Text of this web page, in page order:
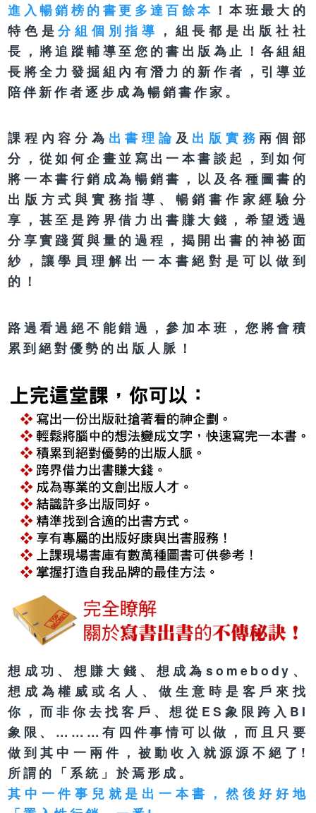
進入暢銷榜的書更多達百餘本 ！本班最大的
特色是分組個別指導 ，組長都是出版社社
長，將追蹤輔導至您的書出版為止！各組組
長將全力發掘組內有潛力的新作者，引導並
陪伴新作者逐步成為暢銷書作家。
課程內容分為 出書理論 及 出版實務 兩個部
分，從如何企畫並寫出一本書談起，到如何
將一本書行銷成為暢銷書，以及各種圖書的
出版方式與實務指導、暢銷書作家經驗分
享，甚至是跨界借力出書賺大錢，希望透過
分享實踐質與量的過程，揭開出書的神祕面
紗，讓學員理解出一本書絕對是可以做到
的！
路過看過絕不能錯過，參加本班，您將會積
累到絕對優勢的出版人脈！
想成功、想賺大錢、想成為somebody、
想成為權威或名人、做生意時是客戶來找
你，而非你去找客戶、想從ES象限跨入BI
象限、………有四件事情可以做，而且只要
做到其中一兩件，被動收入就源源不絕了!
所謂的「系統」於焉形成。
其中一件事兒就是出一本書，然後好好地